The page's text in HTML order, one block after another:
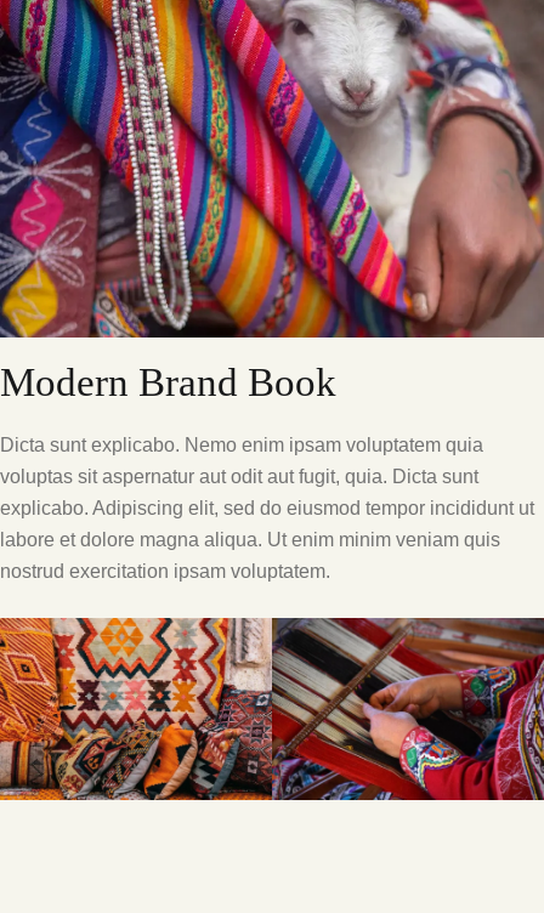
Modern Brand Book
Dicta sunt explicabo. Nemo enim ipsam voluptatem quia
voluptas sit aspernatur aut odit aut fugit, quia. Dicta sunt
explicabo. Adipiscing elit, sed do eiusmod tempor incididunt ut
labore et dolore magna aliqua. Ut enim minim veniam quis
nostrud exercitation ipsam voluptatem.